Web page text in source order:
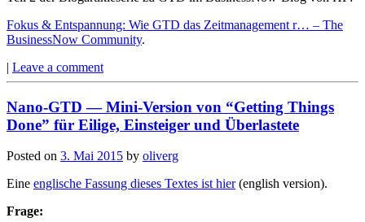
Fokus & Entspannung: Wie GTD das Zeitmanagement r… – The
BusinessNow Community.
| Leave a comment
Nano-GTD — Mini-Version von “Getting Things
Done” für Eilige, Einsteiger und Überlastete
Posted on 3. Mai 2015 by oliverg
Eine englische Fassung dieses Textes ist hier(english version).
Frage: